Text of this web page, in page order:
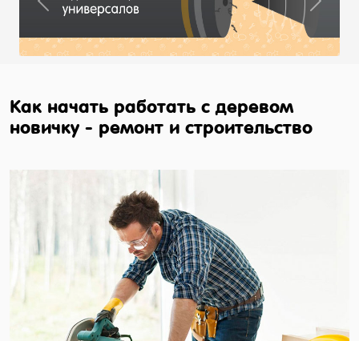
Previous Next
Как начать работать с деревом
новичку - ремонт и строительство